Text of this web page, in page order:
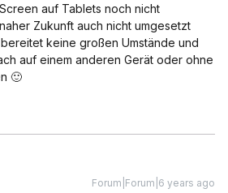
auf Tablets noch nicht
Zukunft auch nicht umgesetzt
keine großen Umstände und
auf einem anderen Gerät oder ohne
🙂
Forum|Forum|6 years ago